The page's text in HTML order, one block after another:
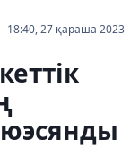
18:40, 27 қараша 2023